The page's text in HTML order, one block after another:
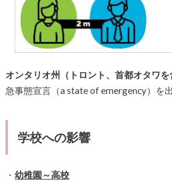
オンタリオ州（トロント、首都オタワを
急事態宣言（a state of emergency）を
学校への影響
・ 幼稚園～高校